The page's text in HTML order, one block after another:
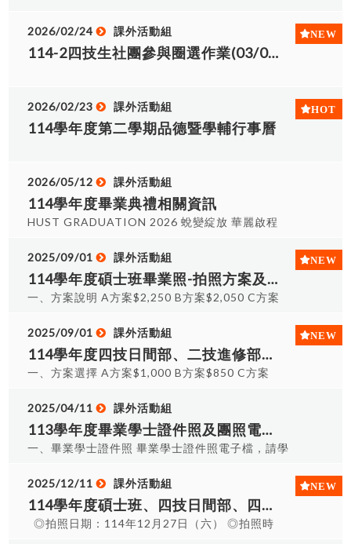
usp=sharing 3.四技進修部：
https://docs.google.com/spreadsheets/d/1sp-
部：
https://docs.google.com/spreadsheets/d/
17j8mQQ/edit?usp=sharing ※如有修改以課外組
●https://docs.google.com/spreadsheets/d/
kI-HOeRZ7CAOMVxPB4--87pUWvFG4/edit?
先行向有意願購買之同學代收其費用，課外組會開
立收據給各班代表。 3、碩士服歸還於6月畢業典禮
衣服、配件賠償金額如下表。 配件 帽子 披肩 黑袍
整套遺失 金額 $200 $800 $500 $1,500
寸) S號 160公分以下 肩寛相同 M號 170公分以下 L
號 175公分以下 XL號 176公分以上 2L號 體重90公
斤以上+180公分以下 ●各班級統計回報之尺寸及選
https://docs.google.com/spreadsheets/d/
TtEu-bYV7_0MEKMTK1qLRjHj0oNENEQ/edit?
ACrFsUqufsu2wa-11xu6ZKqASf-
wQs1JkENeuBLY/edit?usp=sharing ●二技進修
部：
17j8mQQ/edit?usp=sharing #######注意事項
######## 1、調查時間為即日起至115/5/20截
止。 2、請各班代表先行向有意願購買之同學代收
其費用，課外組會開立收據給各班代表。 3、學士
$500。 4、歸還時若有缺失衣服、配件將依規定賠
償金額課除押金，衣服、配件賠償金額如下表。
配件 學士帽 帽鈕 帽穗 披肩 黑袍 領帶 整套遺失 金
管四甲 5.四技日間人資四甲 6.四技日間電機四甲 7.
四技日間電機三乙 8.四技日間電子四乙 9.四技日間
機械四甲 10.四技日間機械(智車組)四丙 11.四技日
16.四技進修企管四乙 17.四技進修電機四甲 18.二
技企管二甲 19.二技資管二甲 20.二技應日二甲 21.
甲 27.精實碩二甲 28.精實在職碩二甲
2026/02/24 課外活動組
114-2四技生社團參與圈選作業(03/02 08:00~03/12 15:00)
2026/02/23 課外活動組
114學年度第二學期品德暨學輔行事曆
2026/05/12 課外活動組
114學年度畢業典禮相關資訊
HUST GRADUATION 2026 蛻變綻放 華麗啟程
DATE115年06月13日 (星期六) 10:00 - 12:10
LOCATION修平科技大學 ‧ 崇禮堂 (HUST 2026)
🎓 典禮程序與重要資訊連結 畢業典禮注意事項 畢
點暨領證教室表 集合入場規劃 畢業生受獎順序
(6/8) 學士/碩士服歸還 ☔ 雨天備案資訊 📩 邀請卡
下載： 正面下載 內頁下載 🏆 各系畢業獎項出席名
單
2025/09/01 課外活動組
114學年度碩士班畢業照-拍照方案及費用說明
一、方案說明 A方案$2,250 B方案$2,050 C方案
人形象照 無 無 A方案$2,250畢業全餐$750+押金
$1,500：碩士服一套(租)、團體照、證件照、分組
小團照、個人形象照 B方案$2,050-單租碩士服
體照$50：碩士服一套(租)、團體照 C方案$1,900單
租碩士服$400+押金$1,500：碩士服一套(租) 二、
照片內容詳細說明 1、白底證件照：現場拍攝完即
挑片，拍三擇一精修，提供電子檔案及輸出精修後
及校內師長一起拍攝6張(正式照3張+生活照3張)，
提供電子檔案及洗出一張護貝紙本團體照(照片由6
張照片中全班統一挑一張)。 3、分組小團照(戶
2025/09/01 課外活動組
114學年度四技日間部、二技進修部、四技進修部畢業照-拍照方案及費用說明
一、方案選擇 A方案$1,000 B方案$850 C方案
形象照 無 無 A方案$1,000畢業全餐$500+押金
$500：學士服一套(租)、團體照、證件照、分組小
團照、個人形象照 B方案$850單租學士服$200+押
學士服一套(租)、團體照 C方案$700單租學士服
$200+押金$500：學士服一套(租) 二、照片內容詳
細說明 1、白底證件照：現場拍攝完即挑片，拍三
擇一精修，提供電子檔案及輸出精修後兩吋照片8
2025/04/11 課外活動組
113學年度畢業學士證件照及團照電子檔資訊公告
一、畢業學士證件照 畢業學士證件照電子檔，請學
載檔案。 二、畢業班團照 各班畢業團照電子檔，請
各班點選班級連結下載(如下表所示)。 1.精實生產
管理碩士班 2.電機工程碩士班 3.人力資源管理與發
展碩士班二年甲班 4.人力資源管理與發展碩士班二
2025/12/11 課外活動組
114學年度碩士班、四技日間部、四技進修部暨二技進修部畢業班學(碩)士照拍攝時程-補拍時程
◎拍照日期：114年12月27日（六） ◎拍照時